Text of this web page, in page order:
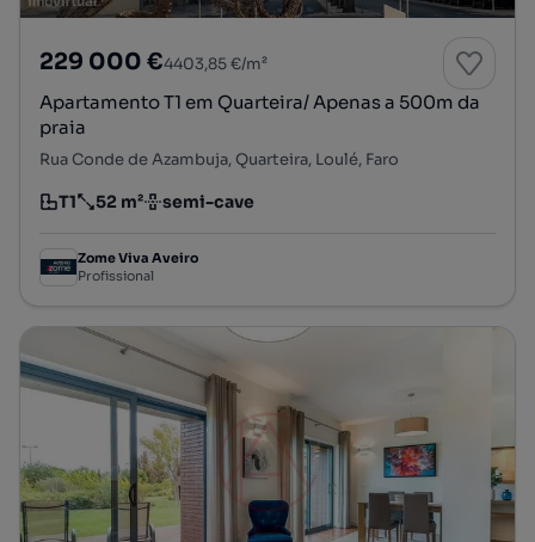
229 000 €4403,85 €/m²
Apartamento T1 em Quarteira/ Apenas a 500m da
praia
Rua Conde de Azambuja, Quarteira, Loulé, Faro
Tipologia
T1
Preço por metro quadrado
52 m²
Andar semi-cave
Zome Viva Aveiro
Profissional